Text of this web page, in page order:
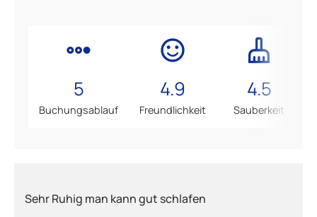
5
Buchungsablauf
4.9
Freundlichkeit
4.5
Sauberkeit
Sehr Ruhig man kann gut schlafen